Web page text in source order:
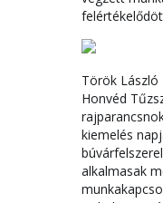
Török László
Honvéd
kiemelés
alkalmasak